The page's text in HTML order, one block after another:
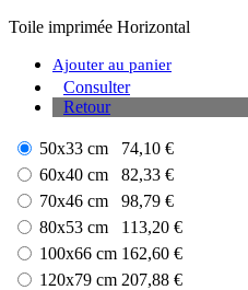
Toile imprimée Horizontal
Ajouter au panier
Consulter
Retour
50x33 cm
74,10 €
60x40 cm
82,33 €
70x46 cm
98,79 €
80x53 cm
113,20 €
100x66 cm 162,60 €
120x79 cm 207,88 €